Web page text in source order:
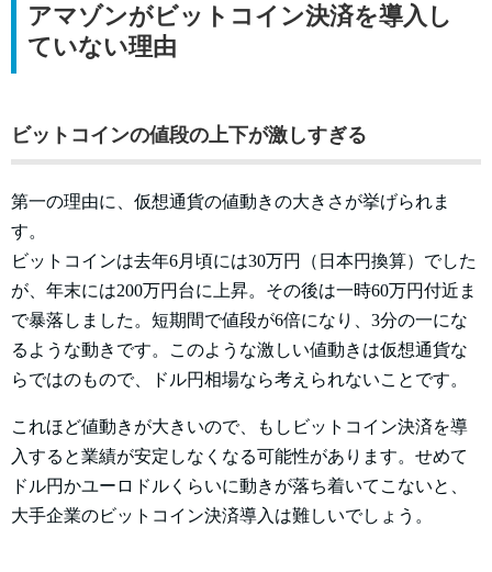
アマゾンがビットコイン決済を導入し
ていない理由
ビットコインの値段の上下が激しすぎる
第一の理由に、仮想通貨の値動きの大きさが挙げられま
す。
ビットコインは去年6月頃には30万円（日本円換算）でした
が、年末には200万円台に上昇。その後は一時60万円付近ま
で暴落しました。短期間で値段が6倍になり、3分の一にな
るような動きです。このような激しい値動きは仮想通貨な
らではのもので、ドル円相場なら考えられないことです。
これほど値動きが大きいので、もしビットコイン決済を導
入すると業績が安定しなくなる可能性があります。せめて
ドル円かユーロドルくらいに動きが落ち着いてこないと、
大手企業のビットコイン決済導入は難しいでしょう。